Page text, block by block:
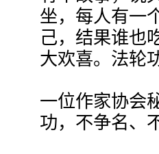
坐，每人有一
己，结果谁也
大欢喜。法轮
一位作家协会
功，不争名、